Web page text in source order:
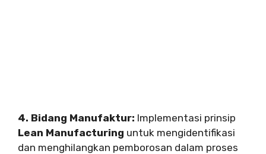
4. Bidang Manufaktur: Implementasi prinsip
Lean Manufacturing untuk mengidentifikasi
dan menghilangkan pemborosan dalam proses